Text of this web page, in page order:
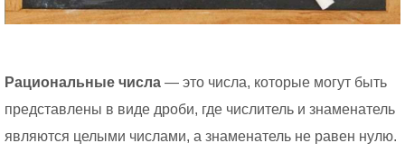
Рациональные числа — это числа, которые могут быть
представлены в виде дроби, где числитель и знаменатель
являются целыми числами, а знаменатель не равен нулю.